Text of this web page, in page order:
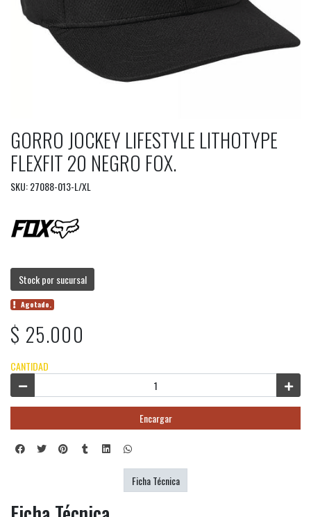
GORRO JOCKEY LIFESTYLE LITHOTYPE
FLEXFIT 20 NEGRO FOX.
SKU: 27088-013-L/XL
Stock por sucursal
Agotado.
$ 25.000
CANTIDAD
Encargar
Ficha Técnica